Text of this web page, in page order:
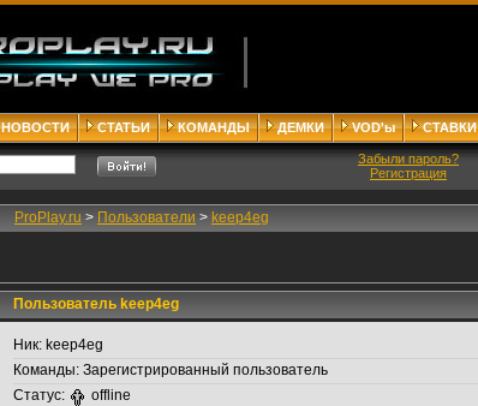
НОВОСТИ СТАТЬИ КОМАНДЫ ДЕМКИ VOD'ы СТАВКИ
Забыли пароль?
Регистрация
ProPlay.ru > Пользователи > keep4eg
Пользователь keep4eg
Ник: keep4eg
Команды: Зарегистрированный пользователь
Статус:
offline